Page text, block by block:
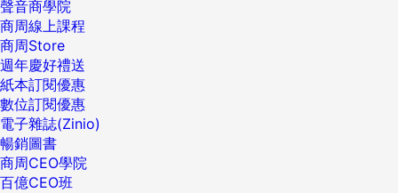
聲音商學院
商周線上課程
商周Store
週年慶好禮送
紙本訂閱優惠
數位訂閱優惠
電子雜誌(Zinio)
暢銷圖書
商周CEO學院
百億CEO班